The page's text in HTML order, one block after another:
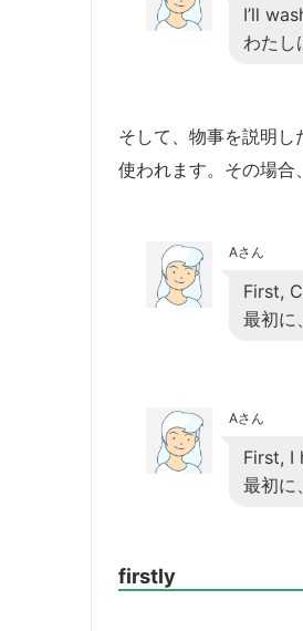
I’ll
わたし
そして、物事を説明
使われます。その場合
Aさん
First,
最初に
Aさん
First, I
最初に
firstly